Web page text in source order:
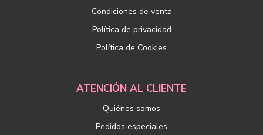
Condiciones de venta
Política de privacidad
Política de Cookies
ATENCIÓN AL CLIENTE
Quiénes somos
Pedidos especiales